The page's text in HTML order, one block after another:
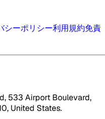
シーポリシー利用規約免責
533 Airport Boulevard,
United States.